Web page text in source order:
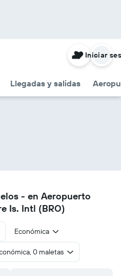
Llegadas y salidas
Iniciar
- en Aeropuerto
Is. Intl (BRO)
Económica
0 maletas